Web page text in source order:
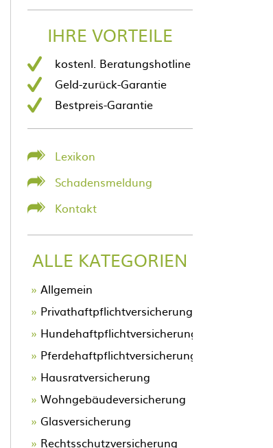
IHRE VORTEILE
kostenl. Beratungshotline
Geld-zurück-Garantie
Bestpreis-Garantie
Lexikon
Schadensmeldung
Kontakt
ALLE KATEGORIEN
Allgemein
Privathaftpflichtversicherung
Hundehaftpflichtversicherung
Pferdehaftpflichtversicherung
Hausratversicherung
Wohngebäudeversicherung
Glasversicherung
Rechtsschutzversicherung